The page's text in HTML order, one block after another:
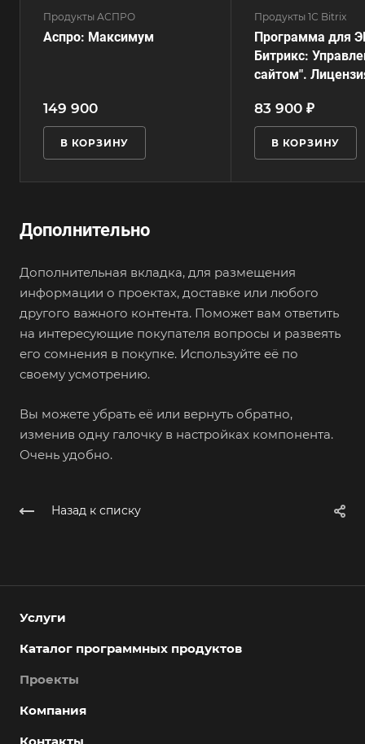
Продукты АСПРО
Аспро: Максимум
149 900
В КОРЗИНУ
Продукты 1С Bitrix
Программа для
Битрикс:
сайтом".
83 900 ₽
В КОРЗИНУ
Дополнительно
Дополнительная вкладка, для размещения
информации о проектах, доставке или любого
другого важного контента. Поможет вам ответить
на интересующие покупателя вопросы и развеять
его сомнения в покупке. Используйте её по
своему усмотрению.
Вы можете убрать её или вернуть обратно,
изменив одну галочку в настройках компонента.
Очень удобно.
Назад к списку
Услуги
Каталог программных продуктов
Проекты
Компания